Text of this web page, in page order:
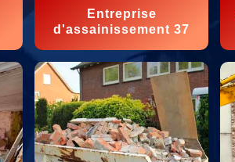
Entreprise
d'assainissement 37